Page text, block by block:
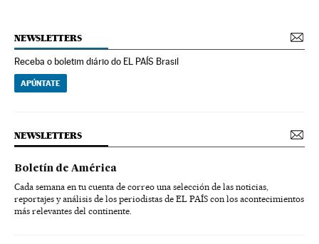
NEWSLETTERS
Receba o boletim diário do EL PAÍS Brasil
APÚNTATE
NEWSLETTERS
Boletín de América
Cada semana en tu cuenta de correo una selección de las noticias,
reportajes y análisis de los periodistas de EL PAÍS con los acontecimientos
más relevantes del continente.